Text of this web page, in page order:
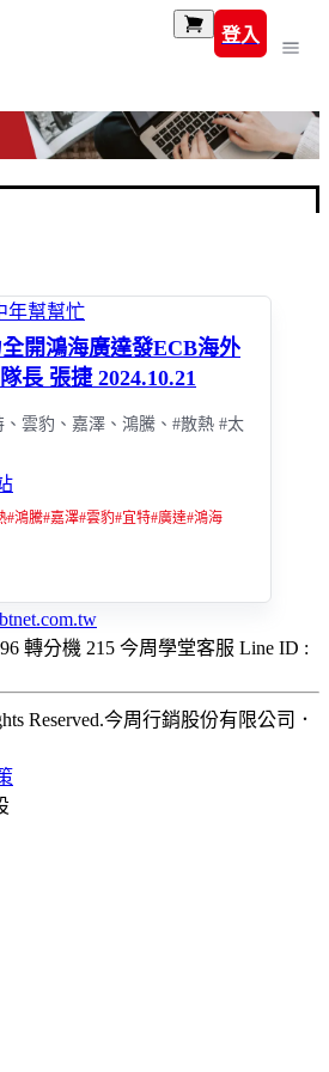
登入
年幫幫忙
開鴻海廣達發ECB海外
長 張捷 2024.10.21
雲豹、嘉澤、鴻騰、#散熱 #太
#鴻騰#嘉澤#雲豹#宜特#廣達#鴻海
轉分機 215 今周學堂客服 Line ID :
Reserved.今周行銷股份有限公司 ．